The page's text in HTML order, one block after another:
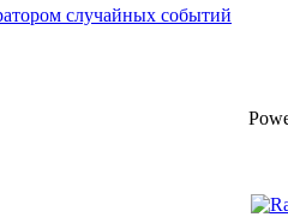
случайных событий